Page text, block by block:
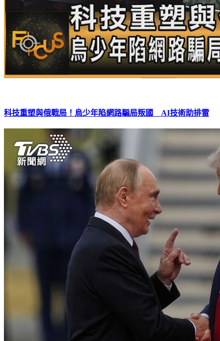
科技重塑與俄戰局！烏少年陷網路騙局叛國 AI技術助排雷